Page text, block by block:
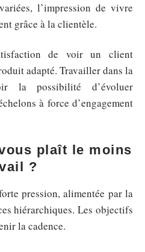
l’impression de vivre
grâce à la clientèle.
de voir un client
adapté. Travailler dans la
la possibilité d’évoluer
à force d’engagement
plaît le moins
?
pression, alimentée par la
hiérarchiques. Les objectifs
la cadence.